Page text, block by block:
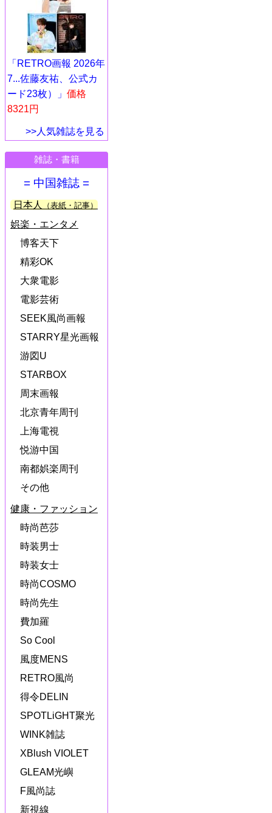
「RETRO画報 2026年
7...佐藤友祐、公式カ
ード23枚）」 価格
8321円
>>人気雑誌を見る
雑誌・書籍
= 中国雑誌 =
日本人 （表紙・記事）
娯楽・エンタメ
博客天下
精彩OK
大衆電影
電影芸術
SEEK風尚画報
STARRY星光画報
游図U
STARBOX
周末画報
北京青年周刊
上海電視
悦游中国
南都娯楽周刊
その他
健康・ファッション
時尚芭莎
時装男士
時装女士
時尚COSMO
時尚先生
費加羅
So Cool
風度MENS
RETRO風尚
得令DELIN
SPOTLiGHT聚光
WINK雑誌
XBlush VIOLET
GLEAM光嶼
F風尚誌
新視線